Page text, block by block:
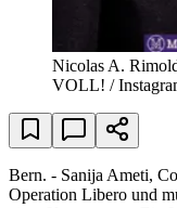
Nicolas A.
VOLL! /
Bern. - Sanija Ameti,
Operation Libero und